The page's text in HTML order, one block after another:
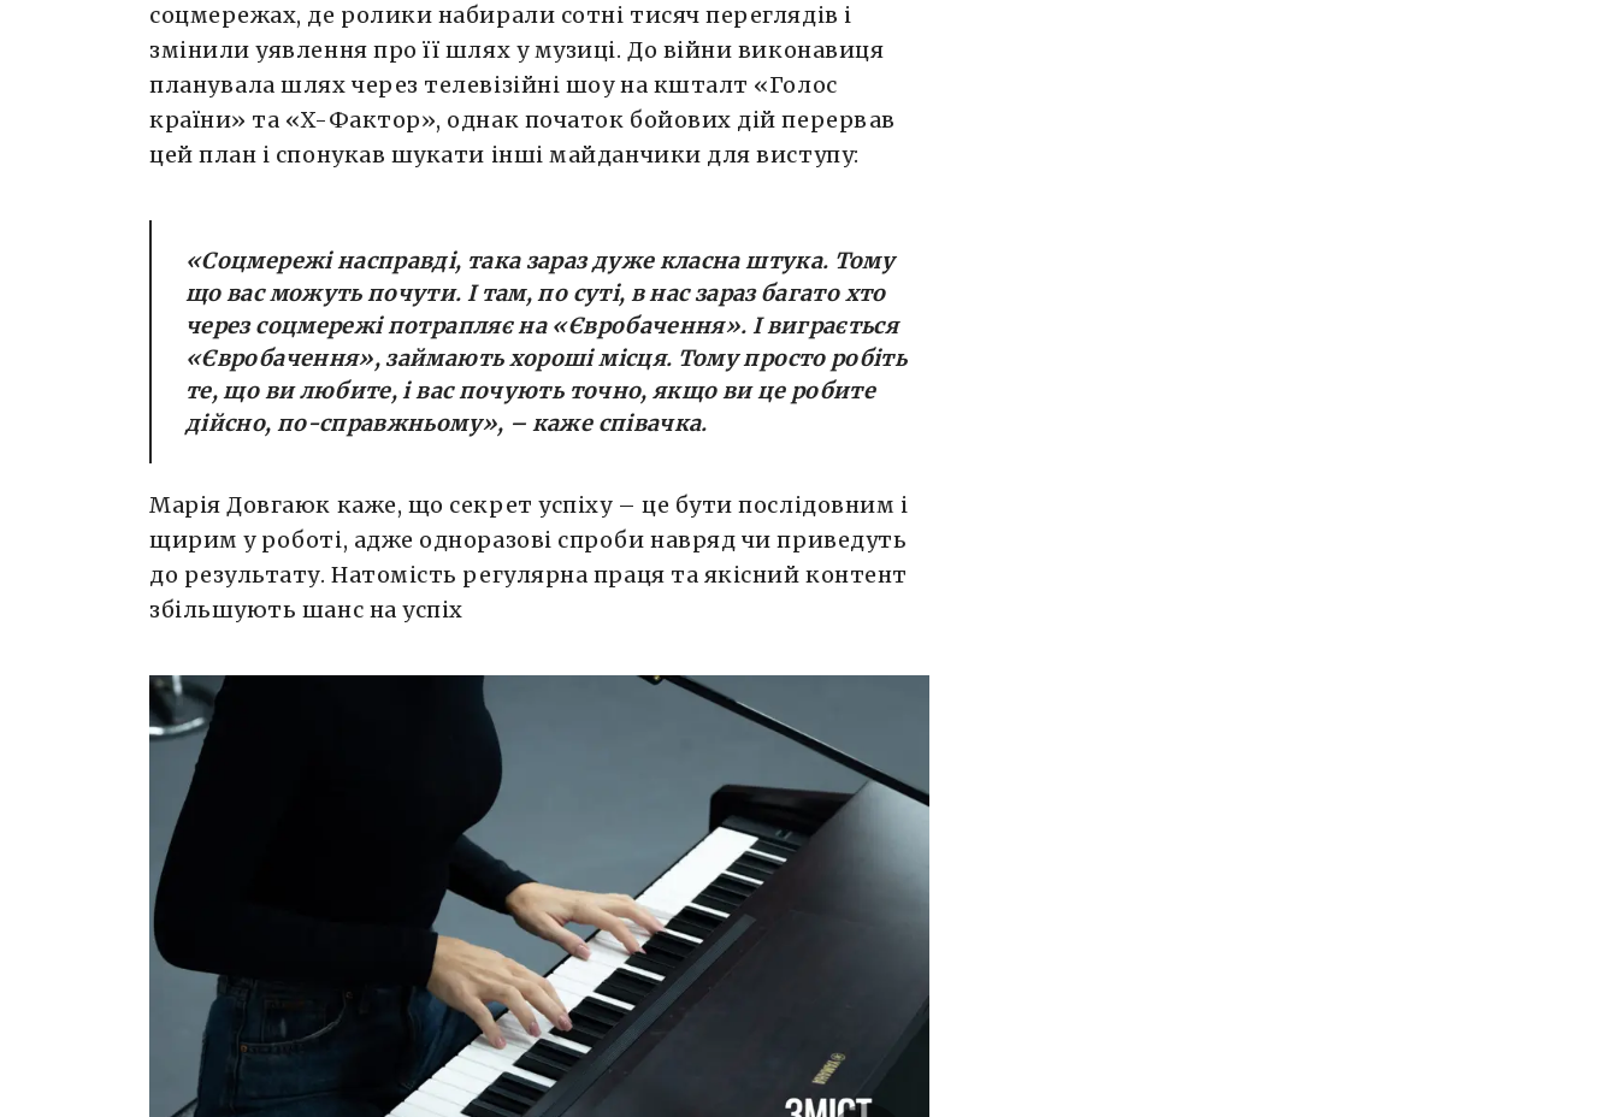
соцмережах, де ролики набирали сотні тисяч переглядів і
змінили уявлення про її шлях у музиці. До війни виконавиця
планувала шлях через телевізійні шоу на кшталт «Голос
країни» та «X-Фактор», однак початок бойових дій перервав
цей план і спонукав шукати інші майданчики для виступу:
«Соцмережі насправді, така зараз дуже класна штука. Тому
що вас можуть почути. І там, по суті, в нас зараз багато хто
через соцмережі потрапляє на «Євробачення». І виграється
«Євробачення», займають хороші місця. Тому просто робіть
те, що ви любите, і вас почують точно, якщо ви це робите
дійсно, по-справжньому», – каже співачка.
Марія Довгаюк каже, що секрет успіху – це бути послідовним і
щирим у роботі, адже одноразові спроби навряд чи приведуть
до результату. Натомість регулярна праця та якісний контент
збільшують шанс на успіх